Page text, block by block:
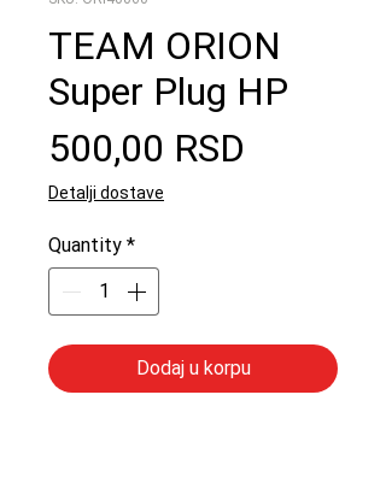
TEAM ORION
Super Plug HP
500,00 RSD
Detalji dostave
Quantity *
Dodaj u korpu